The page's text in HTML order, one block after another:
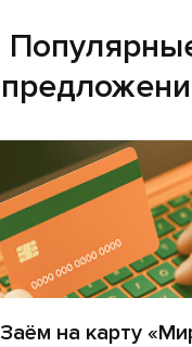
Заём на карту